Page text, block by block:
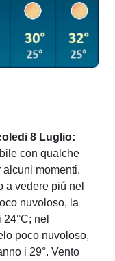
8 Luglio:
con qualche
momenti.
a vedere piú nel
nuvoloso, la
nel
poco nuvoloso,
i 29°. Vento